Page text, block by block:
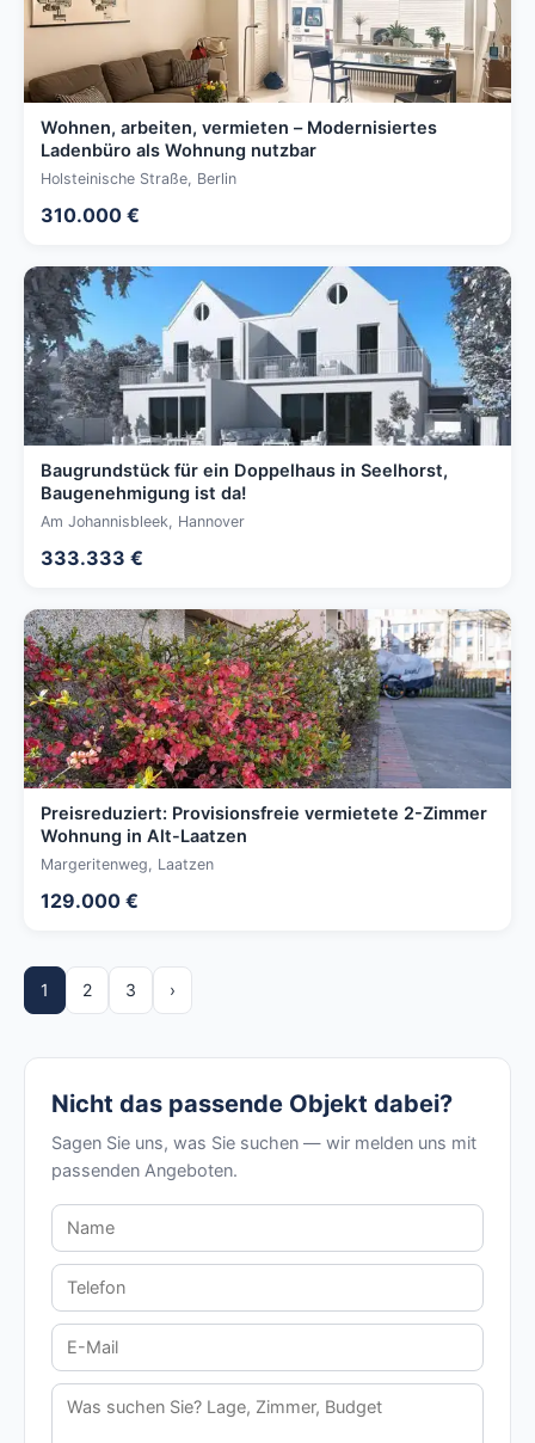
Wohnen, arbeiten, vermieten – Modernisiertes
Ladenbüro als Wohnung nutzbar
Holsteinische Straße, Berlin
310.000 €
Baugrundstück für ein Doppelhaus in Seelhorst,
Baugenehmigung ist da!
Am Johannisbleek, Hannover
333.333 €
Preisreduziert: Provisionsfreie vermietete 2-Zimmer
Wohnung in Alt-Laatzen
Margeritenweg, Laatzen
129.000 €
1 2 3 ›
Nicht das passende Objekt dabei?
Sagen Sie uns, was Sie suchen — wir melden uns mit
passenden Angeboten.